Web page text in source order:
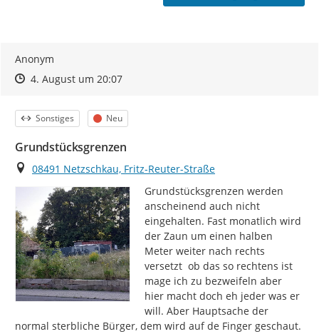
Anonym
Zeitpunkt des Erstellens
Zeitpunkt des Erstellens
4. August um 20:07Zur Äußerung
Kategorie
Sonstiges Status
Neu
Grundstücksgrenzen
Ort
08491 Netzschkau, Fritz-Reuter-Straße
Grundstücksgrenzen werden
anscheinend auch nicht
eingehalten. Fast monatlich wird
der Zaun um einen halben
Meter weiter nach rechts
versetzt  ob das so rechtens ist
mage ich zu bezweifeln aber
hier macht doch eh jeder was er
will. Aber Hauptsache der
normal sterbliche Bürger, dem wird auf de Finger geschaut.